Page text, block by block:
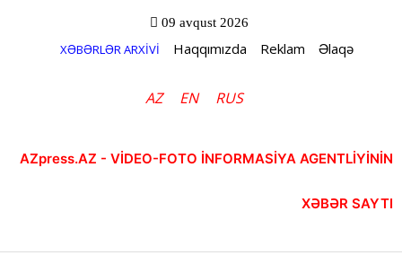
09 avqust 2026
XƏBƏRLƏR ARXİVİ Haqqımızda Reklam Əlaqə
AZ EN RUS
AZpress.AZ - VİDEO-FOTO İNFORMASİYA AGENTLİYİNİN
XƏBƏR SAYTI